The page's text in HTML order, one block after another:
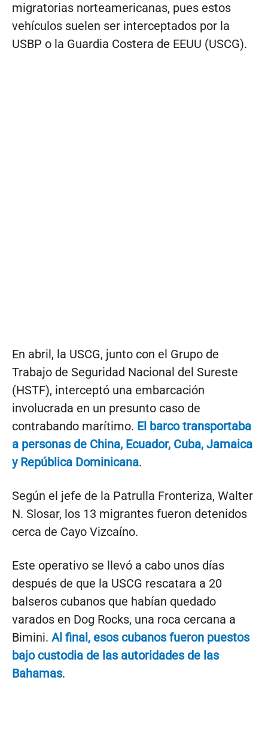
migratorias norteamericanas, pues estos
vehículos suelen ser interceptados por la
USBP o la Guardia Costera de EEUU (USCG).
En abril, la USCG, junto con el Grupo de
Trabajo de Seguridad Nacional del Sureste
(HSTF), interceptó una embarcación
involucrada en un presunto caso de
contrabando marítimo. El barco transportaba
a personas de China, Ecuador, Cuba, Jamaica
y República Dominicana.
Según el jefe de la Patrulla Fronteriza, Walter
N. Slosar, los 13 migrantes fueron detenidos
cerca de Cayo Vizcaíno.
Este operativo se llevó a cabo unos días
después de que la USCG rescatara a 20
balseros cubanos que habían quedado
varados en Dog Rocks, una roca cercana a
Bimini. Al final, esos cubanos fueron puestos
bajo custodia de las autoridades de las
Bahamas.